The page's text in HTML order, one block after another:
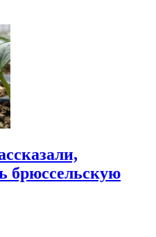
брюссельскую